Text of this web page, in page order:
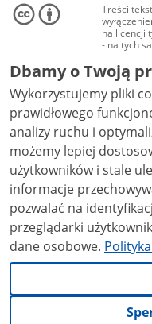
Treści
na licencji
- na tych
Materiały
audio i
Creative
NC-ND
Dbamy o Twoją
Wykorzystujemy pliki
prawidłowego
analizy ruchu i optymalizacji
możemy lepiej
użytkowników i stale ulepszać
informacje
pozwalać na
przeglądarki
dane osobowe.